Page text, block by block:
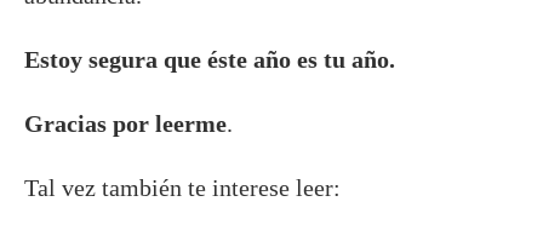
Estoy segura que éste año es tu año.
Gracias por leerme.
Tal vez también te interese leer: